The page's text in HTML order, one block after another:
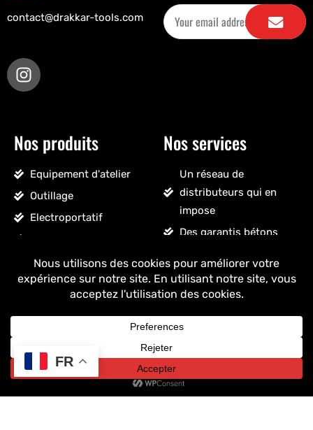
contact@drakkar-tools.com
Nos produits
Equipement d'atelier
Outillage
Electroportatif
Accessoires véhicules
Nettoyage, droguerie
Voir tous les produits
Nos services
Un réseau de
distributeurs qui en
impose
Des garantis bétons
Un stock massif
Un ancrage français
+ de 25 ans
Copyright © 2025 Drakkar - Tous droits réservés.
FR